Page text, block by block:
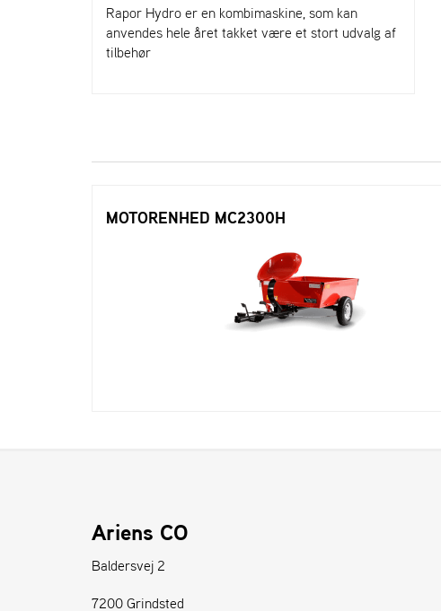
Rapor Hydro er en kombimaskine, som kan
anvendes hele året takket være et stort udvalg af
tilbehør
MOTORENHED MC2300H
Ariens CO
Baldersvej 2
7200 Grindsted